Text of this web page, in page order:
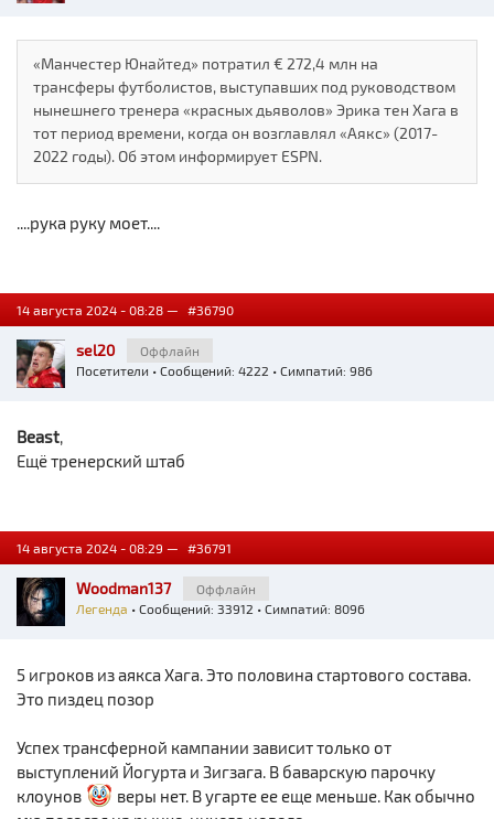
«Манчестер Юнайтед» потратил € 272,4 млн на
трансферы футболистов, выступавших под руководством
нынешнего тренера «красных дьяволов» Эрика тен Хага в
тот период времени, когда он возглавлял «Аякс» (2017-
2022 годы). Об этом информирует ESPN.
....рука руку моет....
14 августа 2024 - 08:28 — #36790
sel20
Оффлайн
Посетители • Сообщений: 4222 • Симпатий: 986
Beast,
Ещё тренерский штаб
14 августа 2024 - 08:29 — #36791
Woodman137
Оффлайн
Легенда • Сообщений: 33912 • Симпатий: 8096
5 игроков из аякса Хага. Это половина стартового состава.
Это пиздец позор
Успех трансферной кампании зависит только от
выступлений Йогурта и Зигзага. В баварскую парочку
клоунов
веры нет. В угарте ее еще меньше. Как обычно